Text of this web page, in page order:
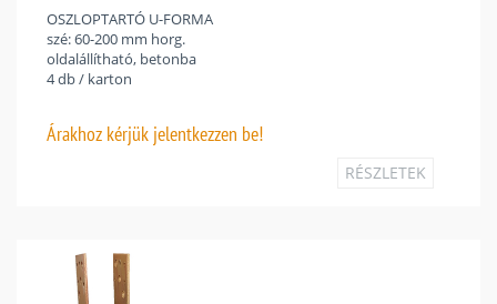
OSZLOPTARTÓ U-FORMA
szé: 60-200 mm horg.
oldalállítható, betonba
4 db / karton
Árakhoz kérjük jelentkezzen be!
RÉSZLETEK